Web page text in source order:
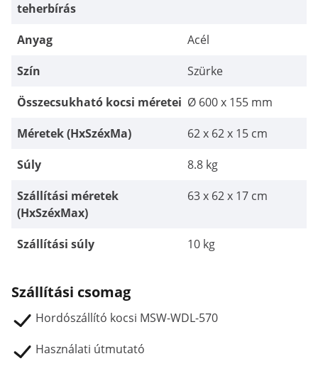
teherbírás
Anyag
Acél
Szín
Szürke
Összecsukható kocsi méretei Ø 600 x 155 mm
Méretek (HxSzéxMa)
62 x 62 x 15 cm
Súly
8.8 kg
Szállítási méretek
(HxSzéxMax)
63 x 62 x 17 cm
Szállítási súly 10 kg
Szállítási csomag
Hordószállító kocsi MSW-WDL-570
Használati útmutató